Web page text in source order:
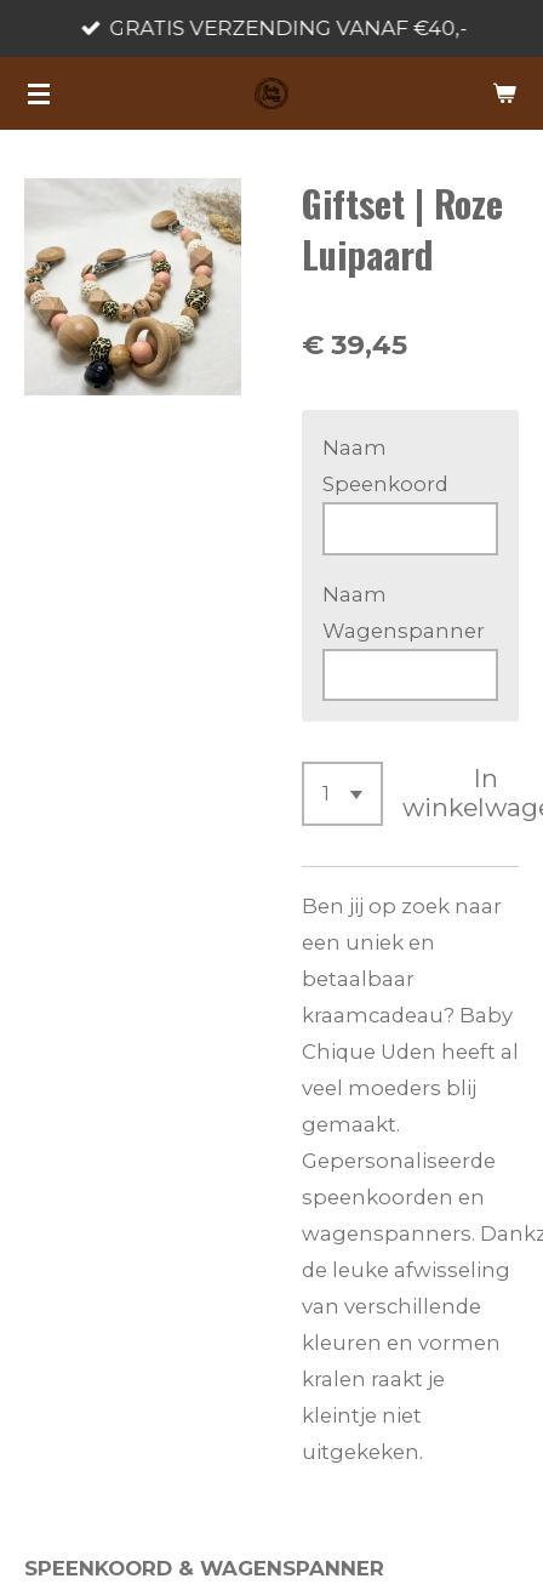
direct
naar
de
hoofdinhoud
GRATIS VERZENDING VANAF €40,-
Giftset | Roze
Luipaard
€ 39,45
Naam
Speenkoord
Naam
Wagenspanner
In
Ben jij op zoek naar
een uniek en
betaalbaar
kraamcadeau? Baby
Chique Uden heeft al
veel moeders blij
gemaakt.
Gepersonaliseerde
speenkoorden en
wagenspanners.
de leuke afwisseling
van verschillende
kleuren en vormen
kralen raakt je
kleintje niet
uitgekeken.
SPEENKOORD & WAGENSPANNER